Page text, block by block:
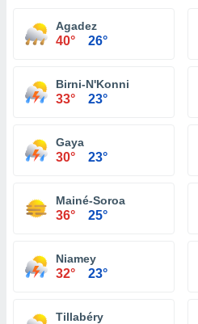
Agadez
40° 26°
Birni-N'Konni
33° 23°
Gaya
30° 23°
Mainé-Soroa
36° 25°
Niamey
32° 23°
Tillabéry